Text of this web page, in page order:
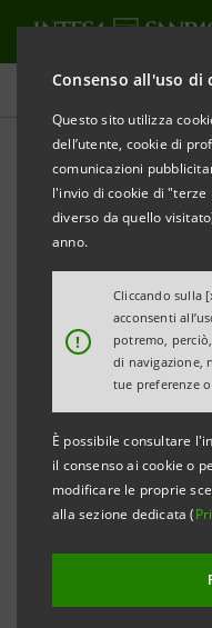
Consenso all'uso di
Questo sito utilizza
dell’utente, cookie di
comunicazioni
l'invio di cookie di
diverso da quello
anno.
!
Cliccando sulla
acconsenti
potremo,
di navigazione,
tue preferenze
È possibile consultare
il consenso ai cookie o
modificare le proprie
alla sezione dedicata (
Comunicati stampa
STAMPA AGGIORNA
BANCA CR
SANTA MARIA
VOLUME 2. DALLA
META’
Firenze, 1° dicembre
dicembre presso
Banca CR Firenze la